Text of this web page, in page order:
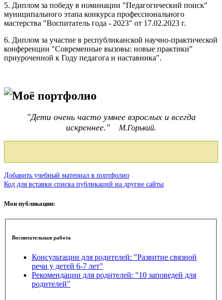
5. Диплом за победу в номинации "Педагогический поиск"
муниципального этапа конкурса профессионального
мастерства "Воспитатель года - 2023" от 17.02.2023 г.
6. Диплом за участие в республиканской научно-практической
конференции "Современные вызовы: новые практики"
приуроченной к Году педагога и наставника".
Моё портфолио
"Дети очень часто умнее взрослых и всегда
искреннее."
М.Горький.
Добавить учебный материал в портфолио
Код для вставки списка публикаций на другие сайты
Мои публикации:
Воспитательная работа
Консультации для родителей: "Развитие связной
речи у детей 6-7 лет"
Рекомендации для родителей: "10 заповедей для
родителей"